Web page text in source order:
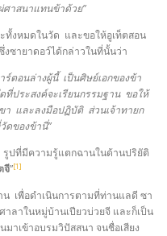
ศาสนาแทนข้าด้วย”
ทั้งหมดในวัด และขอให้อูเท็ตสอน
งซายาดอว์ได้กล่าวในที่นั้นว่า
ร์ตอนล่างผู้นี้ เป็นศิษย์เอกของข้า
ที่ประสงค์จะเรียนกรรมฐาน ขอให้
า และลงมือปฏิบัติ ส่วนเจ้าทายก
ดของข้านี่”
รูปที่มีความรู้แตกฉานในด้านปริยัติ
จี”[1]
เพื่อดำเนินการตามที่ท่านแลดี ซา
ลาในหมู่บ้านเปียวบ่วยจี และก็เป็น
าเข้าอบรมวิปัสสนา จนชื่อเสียง